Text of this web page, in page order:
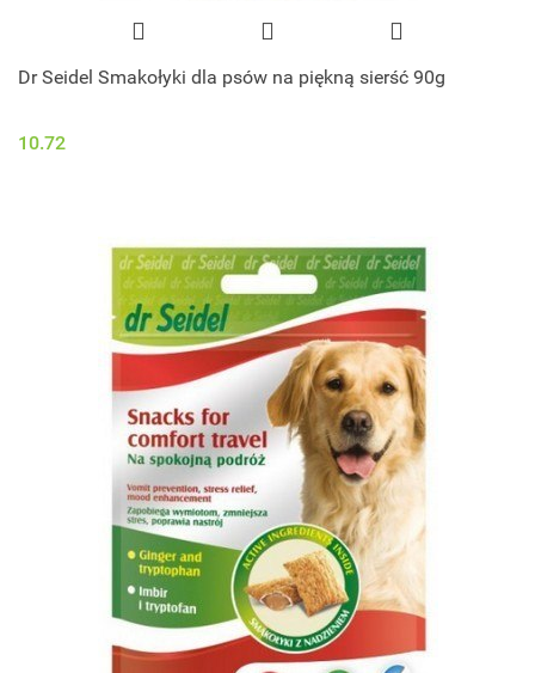
Dr Seidel Smakołyki dla psów na piękną sierść 90g
10.72